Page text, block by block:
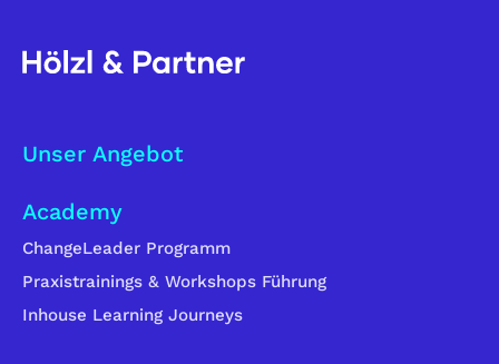
Unser Angebot
Academy
ChangeLeader Programm
Praxistrainings & Workshops Führung
Inhouse Learning Journeys